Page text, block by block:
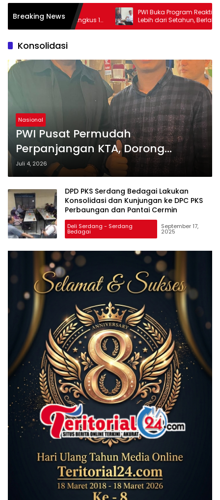
Breaking News
1
PWI Buka Program Reaktivasi KTA Mati
Lebih dari Setahun, Berlaku hingga 30
September 2026
Konsolidasi
Nasional
PWI Pusat Permudah
Perpanjangan KTA, Dorong
Konsolidasi dan Kekompakan
Organisasi
Juli 4, 2026
‎DPD PKS Serdang Bedagai Lakukan
Konsolidasi dan Kunjungan ke DPC PKS
Deli Serdang - Serdang
Bedagai
September 17,
2025